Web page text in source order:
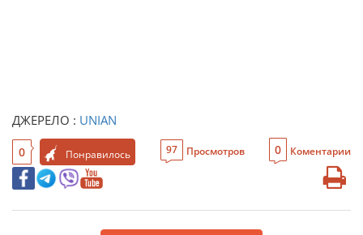
ДЖЕРЕЛО : UNIAN
0 Понравилось 97 Просмотров 0 Коментарии